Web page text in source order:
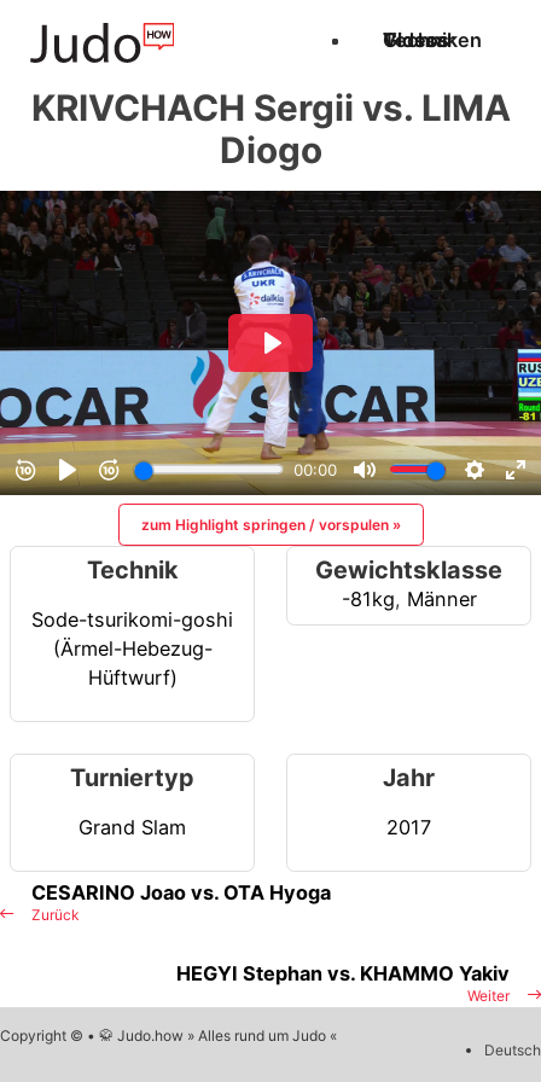
Techniken
Videos
Glossar
KRIVCHACH Sergii vs. LIMA
Diogo
zum Highlight springen / vorspulen »
Technik
Sode-tsurikomi-goshi
(Ärmel-Hebezug-
Hüftwurf)
Gewichtsklasse
-81kg, Männer
Turniertyp
Grand Slam
Jahr
2017
Zurück
CESARINO Joao vs. OTA Hyoga
Weiter
HEGYI Stephan vs. KHAMMO Yakiv
Copyright © • 🥋 Judo.how » Alles rund um Judo «
Deutsch